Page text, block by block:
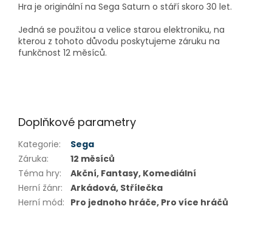
Hra je originální na Sega Saturn o stáří skoro 30 let.
Jedná se použitou a velice starou elektroniku, na
kterou z tohoto důvodu poskytujeme záruku na
funkčnost 12 měsíců.
Doplňkové parametry
Kategorie:
Sega
Záruka:
12 měsíců
Téma hry:
Akční, Fantasy, Komediální
Herní žánr:
Arkádová, Střílečka
Herní mód: Pro jednoho hráče, Pro více hráčů